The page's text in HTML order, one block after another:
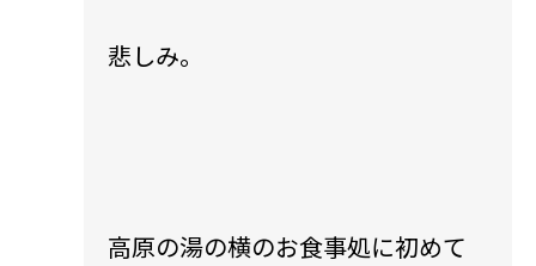
悲しみ。
高原の湯の横のお食事処に初めて